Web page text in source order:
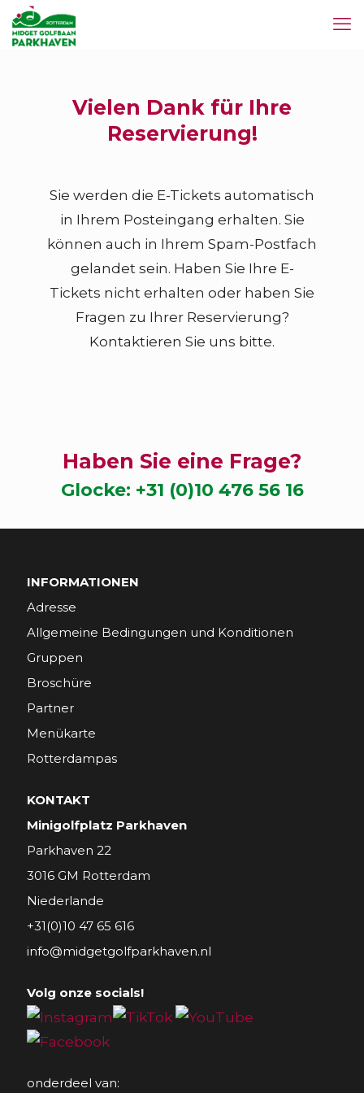
Vielen Dank für Ihre
Reservierung!
Sie werden die E-Tickets automatisch
in Ihrem Posteingang erhalten. Sie
können auch in Ihrem Spam-Postfach
gelandet sein. Haben Sie Ihre E-
Tickets nicht erhalten oder haben Sie
Fragen zu Ihrer Reservierung?
Kontaktieren Sie uns bitte.
Haben Sie eine Frage?
Glocke: +31 (0)10 476 56 16
INFORMATIONEN
Adresse
Allgemeine Bedingungen und Konditionen
Gruppen
Broschüre
Partner
Menükarte
Rotterdampas
KONTAKT
Minigolfplatz Parkhaven
Parkhaven 22
3016 GM Rotterdam
Niederlande
+31(0)10 47 65 616
info@midgetgolfparkhaven.nl
Volg onze socials!
onderdeel van: